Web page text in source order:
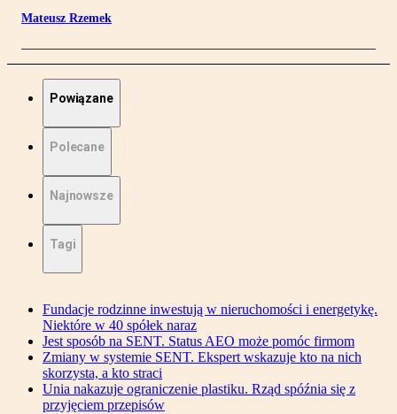
Mateusz Rzemek
Powiązane
Polecane
Najnowsze
Tagi
Fundacje rodzinne inwestują w nieruchomości i energetykę.
Niektóre w 40 spółek naraz
Jest sposób na SENT. Status AEO może pomóc firmom
Zmiany w systemie SENT. Ekspert wskazuje kto na nich
skorzysta, a kto straci
Unia nakazuje ograniczenie plastiku. Rząd spóźnia się z
przyjęciem przepisów